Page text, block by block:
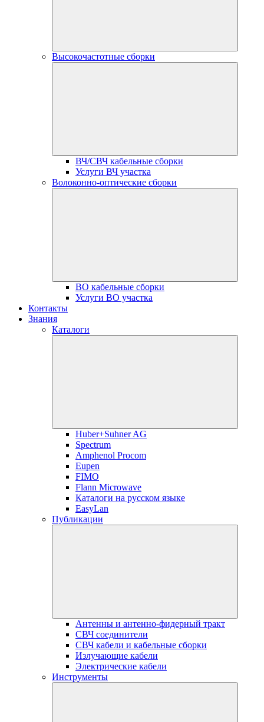
Высокочастотные сборки
ВЧ/СВЧ кабельные сборки
Услуги ВЧ участка
Волоконно-оптические сборки
ВО кабельные сборки
Услуги ВО участка
Контакты
Знания
Каталоги
Huber+Suhner AG
Spectrum
Amphenol Procom
Eupen
FIMO
Flann Microwave
Каталоги на русском языке
EasyLan
Публикации
Антенны и антенно-фидерный тракт
СВЧ соединители
СВЧ кабели и кабельные сборки
Излучающие кабели
Электрические кабели
Инструменты